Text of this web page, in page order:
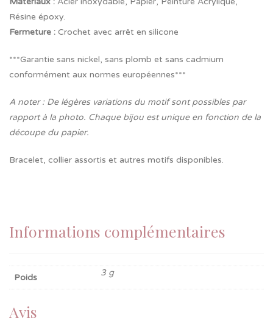
Résine époxy.
Fermeture : Crochet avec arrêt en silicone
***Garantie sans nickel, sans plomb et sans cadmium
conformément aux normes européennes***
A noter : De légères variations du motif sont possibles par
rapport à la photo. Chaque bijou est unique en fonction de la
découpe du papier.
Bracelet, collier assortis et autres motifs disponibles.
Informations complémentaires
Poids 3 g
Avis